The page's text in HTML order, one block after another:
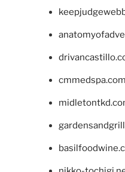
cmmedspa.com